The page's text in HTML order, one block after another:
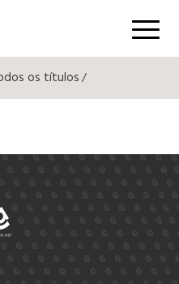
Menú
os títulos/